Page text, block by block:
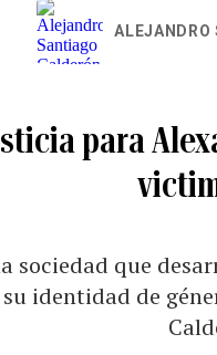
ALEJANDRO
para
sociedad que
identidad de